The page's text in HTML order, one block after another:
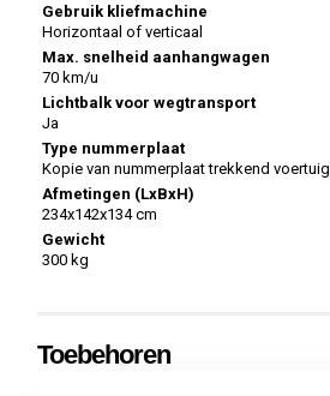
Gebruik kliefmachine
Horizontaal of verticaal
Max. snelheid aanhangwagen
70 km/u
Lichtbalk voor wegtransport
Ja
Type nummerplaat
Kopie van nummerplaat trekkend voertuig
Afmetingen (LxBxH)
234x142x134 cm
Gewicht
300 kg
Toebehoren